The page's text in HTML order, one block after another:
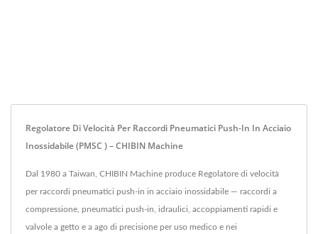
Regolatore Di Velocità Per Raccordi Pneumatici Push-In In Acciaio
Inossidabile (PMSC ) – CHIBIN Machine
Dal 1980 a Taiwan, CHIBIN Machine produce Regolatore di velocità
per raccordi pneumatici push-in in acciaio inossidabile — raccordi a
compressione, pneumatici push-in, idraulici, accoppiamenti rapidi e
valvole a getto e a ago di precisione per uso medico e nei